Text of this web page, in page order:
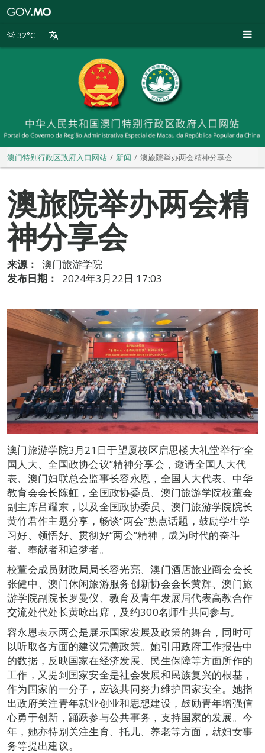
别
32°C
澳门特别行政区政府入口网站 新闻 澳旅院举办两会精神分享会
澳旅院举办两会精
神分享会
来源：
澳门旅游学院
发布日期：
2024年3月22日 17:03
澳门旅游学院3月21日于望厦校区启思楼大礼堂举行“全
国人大、全国政协会议”精神分享会，邀请全国人大代
表、澳门妇联总会监事长容永恩，全国人大代表、中华
教育会会长陈虹，全国政协委员、澳门旅游学院校董会
副主席吕耀东，以及全国政协委员、澳门旅游学院院长
黄竹君作主题分享，畅谈“两会”热点话题，鼓励学生学
习好、领悟好、贯彻好“两会”精神，成为时代的奋斗
者、奉献者和追梦者。
校董会成员财政局局长容光亮、澳门酒店旅业商会会长
张健中、澳门休闲旅游服务创新协会会长黄辉、澳门旅
游学院副院长罗曼仪、教育及青年发展局代表高教合作
交流处代处长黄咏出席，及约300名师生共同参与。
容永恩表示两会是展示国家发展及政策的舞台，同时可
以听取各方面的建议完善政策。她引用政府工作报告中
的数据，反映国家在经济发展、民生保障等方面所作的
工作，又提到国家安全是社会发展和民族复兴的根基，
作为国家的一分子，应该共同努力维护国家安全。她指
出政府关注青年就业创业和思想建设，鼓励青年增强信
心勇于创新，踊跃参与公共事务，支持国家的发展。今
年，她亦特别关注生育、托儿、养老等方面，就妇女事
务等提出建议。